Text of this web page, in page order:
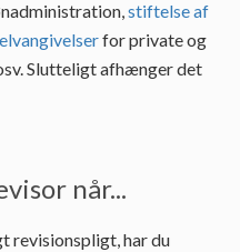
stiftelse af
for private og
Slutteligt afhænger det
når...
revisionspligt, har du